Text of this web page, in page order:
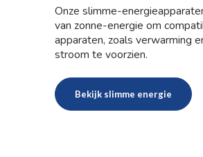
Onze slimme-
van zonne-energie om
apparaten, zoals verwarming
stroom te voorzien.
Bekijk slimme energie